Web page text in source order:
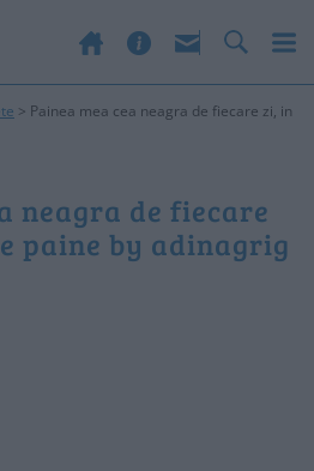
> Painea mea cea neagra de fiecare zi, in
neagra de fiecare
paine by adinagrig